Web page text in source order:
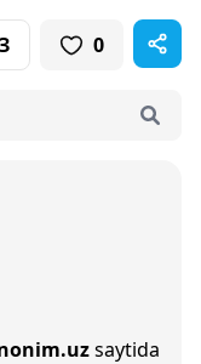
0
saytida